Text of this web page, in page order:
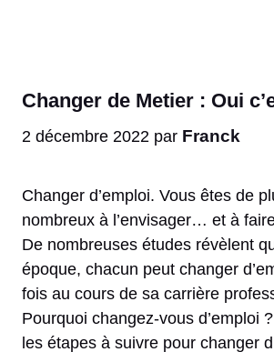
Changer de Metier : Oui
2 décembre 2022 par Franck
Changer d’emploi. Vous êtes de
nombreux à l’envisager… et à
De nombreuses études révèlent
époque, chacun peut changer
fois au cours de sa carrière
Pourquoi changez-vous d’emploi
les étapes à suivre pour changer